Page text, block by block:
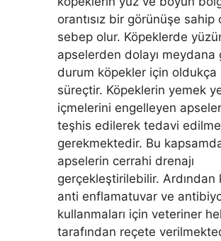
orantısız bir görünüşe sahip
sebep olur. Köpeklerde
apselerden dolayı meydana
durum köpekler için oldukça
süreçtir. Köpeklerin yemek
içmelerini engelleyen
teşhis edilerek tedavi
gerekmektedir. Bu
apselerin cerrahi drenajı
gerçekleştirilebilir. Ardından
anti enflamatuvar ve
kullanmaları için veteriner
tarafından reçete